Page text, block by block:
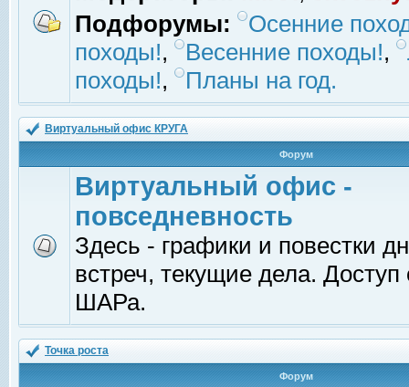
Подфорумы:
Осенние
походы!, Весенние походы!,
походы!, Планы на год.
Виртуальный офис КРУГА
Форум
Виртуальный офис -
повседневность
Здесь - графики и повестки
встреч, текущие дела.
ШАРа.
Точка роста
Форум